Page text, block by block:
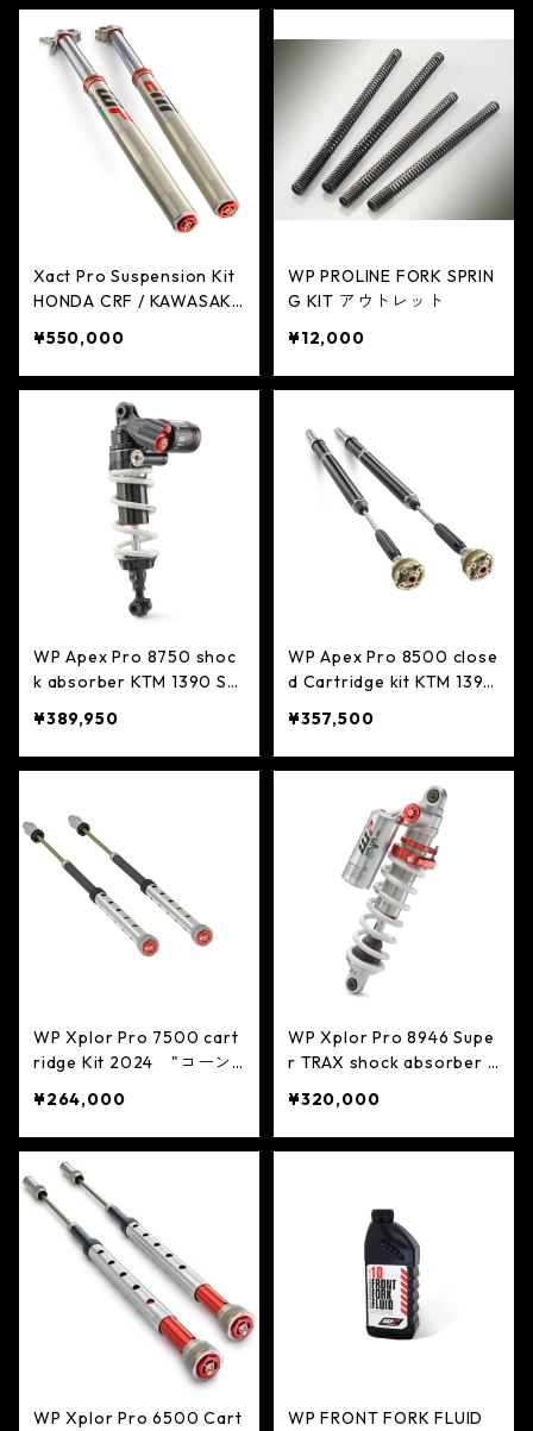
Xact Pro Suspension Kit
HONDA CRF / KAWASAKI
ト数量限定スペシャルオフ
ァー
¥550,000
WP PROLINE FORK SPRIN
G KIT アウトレット
¥12,000
WP Apex Pro 8750 shoc
k absorber KTM 1390 Su
¥389,950
WP Apex Pro 8500 close
d Cartridge kit KTM 1390
¥357,500
WP Xplor Pro 7500 cart
ridge Kit 2024 "コーン
¥264,000
WP Xplor Pro 8946 Supe
r TRAX shock absorber K
¥320,000
WP Xplor Pro 6500 Cart
WP FRONT FORK FLUID